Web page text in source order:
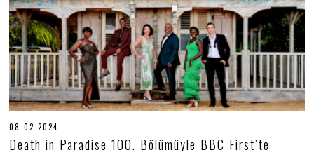
08.02.2024
8
.
Death in Paradise 100. Bölümüyle BBC First’te